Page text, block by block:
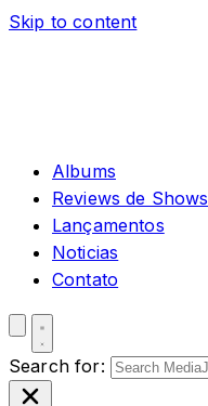
Skip to content
Albums
Reviews de Shows
Lançamentos
Noticias
Contato
Search for: